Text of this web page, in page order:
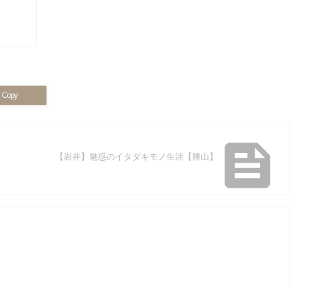
Copy

【岩井】魅惑のイタダキモノ生活【勝山】